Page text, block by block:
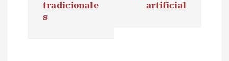
tradicionale
s
artificial